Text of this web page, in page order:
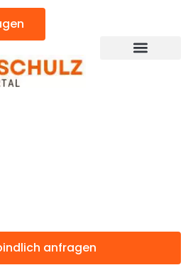
anfragen